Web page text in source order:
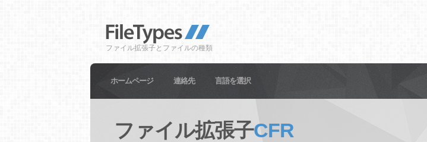
ファイル拡張子とファイルの種類
ホームページ 連絡先 言語を選択
ファイル拡張子CFR